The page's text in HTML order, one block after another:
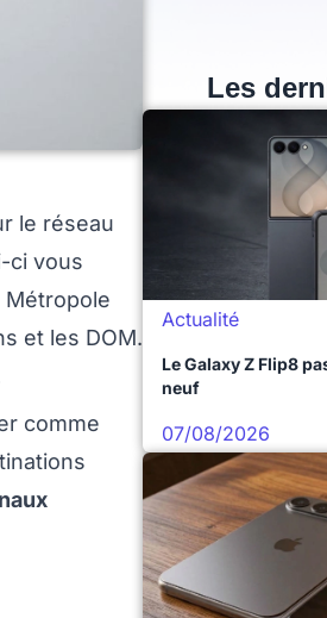
le réseau
ci vous
et les DOM.
comme
Les
Actualité
Le Galaxy Z Flip8
neuf
07/08/2026